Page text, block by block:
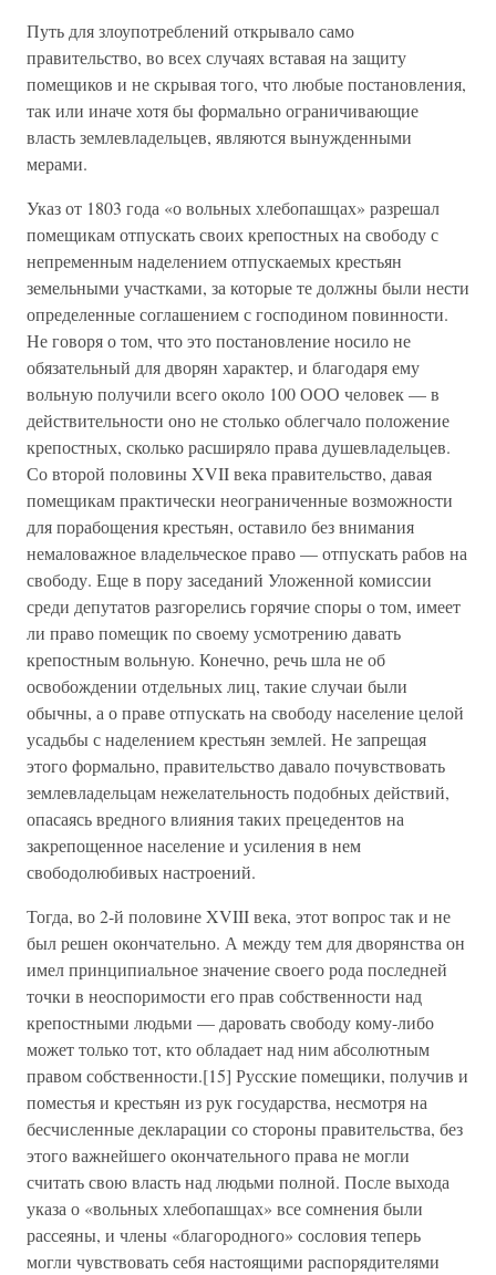
Путь для злоупотреблений открывало само
правительство, во всех случаях вставая на защиту
помещиков и не скрывая того, что любые постановления,
так или иначе хотя бы формально ограничивающие
власть землевладельцев, являются вынужденными
мерами.
Указ от 1803 года «о вольных хлебопашцах» разрешал
помещикам отпускать своих крепостных на свободу с
непременным наделением отпускаемых крестьян
земельными участками, за которые те должны были нести
определенные соглашением с господином повинности.
Не говоря о том, что это постановление носило не
обязательный для дворян характер, и благодаря ему
вольную получили всего около 100 ООО человек — в
действительности оно не столько облегчало положение
крепостных, сколько расширяло права душевладельцев.
Со второй половины XVII века правительство, давая
помещикам практически неограниченные возможности
для порабощения крестьян, оставило без внимания
немаловажное владельческое право — отпускать рабов на
свободу. Еще в пору заседаний Уложенной комиссии
среди депутатов разгорелись горячие споры о том, имеет
ли право помещик по своему усмотрению давать
крепостным вольную. Конечно, речь шла не об
освобождении отдельных лиц, такие случаи были
обычны, а о праве отпускать на свободу население целой
усадьбы с наделением крестьян землей. Не запрещая
этого формально, правительство давало почувствовать
землевладельцам нежелательность подобных действий,
опасаясь вредного влияния таких прецедентов на
закрепощенное население и усиления в нем
свободолюбивых настроений.
Тогда, во 2-й половине XVIII века, этот вопрос так и не
был решен окончательно. А между тем для дворянства он
имел принципиальное значение своего рода последней
точки в неоспоримости его прав собственности над
крепостными людьми — даровать свободу кому-либо
может только тот, кто обладает над ним абсолютным
правом собственности.[15] Русские помещики, получив и
поместья и крестьян из рук государства, несмотря на
бесчисленные декларации со стороны правительства, без
этого важнейшего окончательного права не могли
считать свою власть над людьми полной. После выхода
указа о «вольных хлебопашцах» все сомнения были
рассеяны, и члены «благородного» сословия теперь
могли чувствовать себя настоящими распорядителями